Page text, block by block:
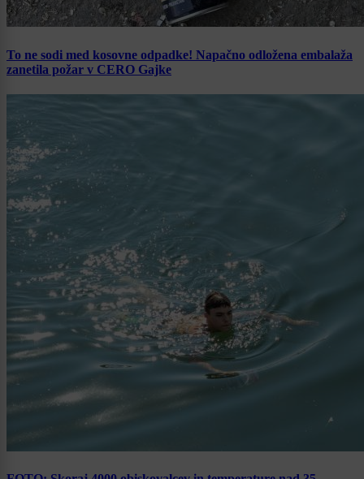
To ne sodi med kosovne odpadke! Napačno odložena embalaža
zanetila požar v CERO Gajke